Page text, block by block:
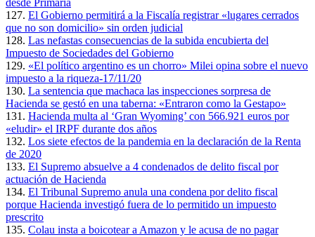
127. El Gobierno permitirá a la Fiscalía registrar «lugares cerrados
que no son domicilio» sin orden judicial
128. Las nefastas consecuencias de la subida encubierta del
Impuesto de Sociedades del Gobierno
129. «El político argentino es un chorro» Milei opina sobre el nuevo
impuesto a la riqueza-17/11/20
130. La sentencia que machaca las inspecciones sorpresa de
Hacienda se gestó en una taberna: «Entraron como la Gestapo»
131. Hacienda multa al ‘Gran Wyoming’ con 566.921 euros por
«eludir» el IRPF durante dos años
132. Los siete efectos de la pandemia en la declaración de la Renta
de 2020
133. El Supremo absuelve a 4 condenados de delito fiscal por
actuación de Hacienda
134. El Tribunal Supremo anula una condena por delito fiscal
porque Hacienda investigó fuera de lo permitido un impuesto
prescrito
135. Colau insta a boicotear a Amazon y le acusa de no pagar